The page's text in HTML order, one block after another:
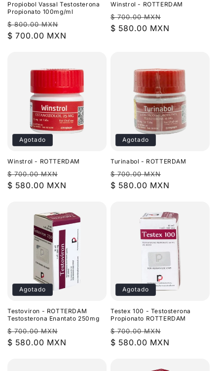
Propiobol Vassal Testosterona
Propionato 100mg/ml
Precio
habitual
$ 800.00 MXN
de
$ 700.00 MXN
Winstrol - ROTTERDAM
Precio
habitual
$ 700.00 MXN
de
$ 580.00 MXN
Agotado
Winstrol - ROTTERDAM
Precio
habitual
$ 700.00 MXN
de
$ 580.00 MXN
Agotado
Turinabol - ROTTERDAM
Precio
habitual
$ 700.00 MXN
de
$ 580.00 MXN
Agotado
Testoviron - ROTTERDAM
Testosterona Enantato 250mg
Precio
habitual
$ 700.00 MXN
de
$ 580.00 MXN
Agotado
Testex 100 - Testosterona
Propionato ROTTERDAM
Precio
habitual
$ 700.00 MXN
de
$ 580.00 MXN